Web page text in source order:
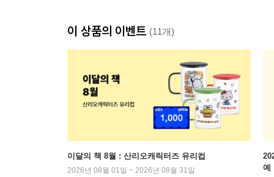
이 상품의 이벤트 (11개)
이달의 책 8월 : 산리오캐릭터즈 유리컵
2026년 08월 01일 ~ 2026년 08월 31일
예